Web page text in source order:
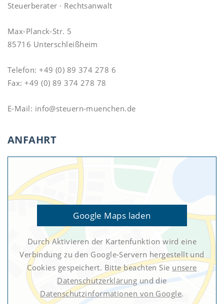
Steuerberater · Rechtsanwalt
Max-Planck-Str. 5
85716 Unterschleißheim
Telefon:+49 (0) 89 374 278 6
Fax:+49 (0) 89 374 278 78
E-Mail: info@steuern-muenchen.de
ANFAHRT
Google Maps laden
Durch Aktivieren der Kartenfunktion wird eine
Verbindung zu den Google-Servern hergestellt und
Cookies gespeichert. Bitte beachten Sie unsere
Datenschutzerklärung und die
Datenschutzinformationen von Google.